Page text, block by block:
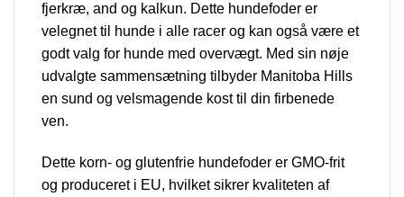
fjerkræ, and og kalkun. Dette hundefoder er
velegnet til hunde i alle racer og kan også være et
godt valg for hunde med overvægt. Med sin nøje
udvalgte sammensætning tilbyder Manitoba Hills
en sund og velsmagende kost til din firbenede
ven.
Dette korn- og glutenfrie hundefoder er GMO-frit
og produceret i EU, hvilket sikrer kvaliteten af